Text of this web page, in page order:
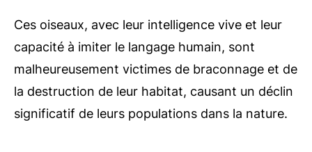
Ces oiseaux, avec leur intelligence vive et leur
capacité à imiter le langage humain, sont
malheureusement victimes de braconnage et de
la destruction de leur habitat, causant un déclin
significatif de leurs populations dans la nature.